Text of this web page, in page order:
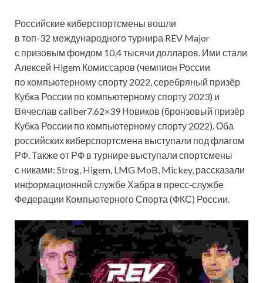
Российские киберспортсмены вошли
в топ-32 международного турнира REV Major
с призовым фондом 10,4 тысячи долларов. Ими стали
Алексей Higem Комиссаров (чемпион России
по компьютерному спорту 2022, серебряный призёр
Кубка России по компьютерному спорту 2023) и
Вячеслав caliber7.62×39 Новиков (бронзовый призёр
Кубка России по компьютерному спорту 2022). Оба
российских киберспортсмена выступали под флагом
РФ. Также от РФ в турнире выступали спортсмены
с никами: Strog, Higem, LMG MoB, Mickey, рассказали
информационной службе Хабра в пресс‑службе
Федерации Компьютерного Спорта (ФКС) России.